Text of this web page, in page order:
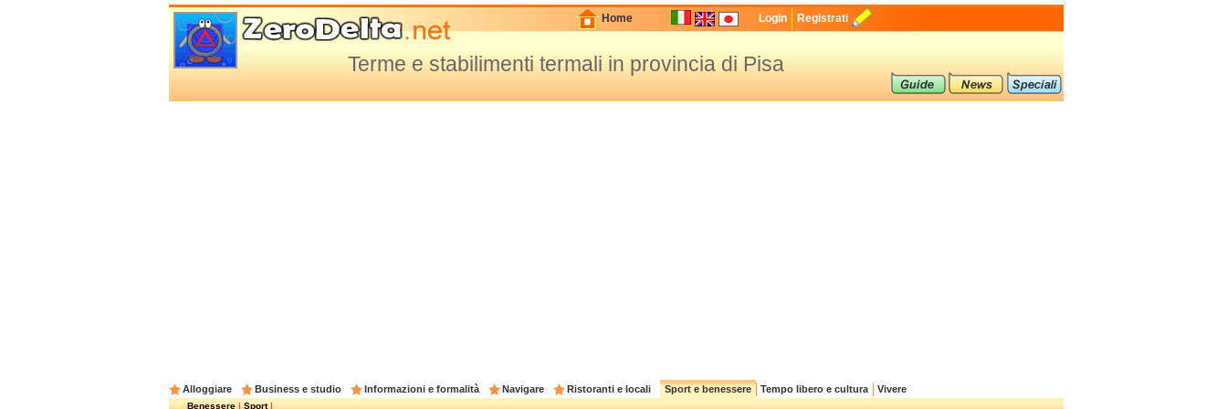
Home Login Registrati
Terme e stabilimenti termali in provincia di Pisa
Alloggiare Business e studio Informazioni e formalità Navigare Ristoranti e locali Sport e benessere Tempo libero e cultura Vivere
Benessere|Sport|